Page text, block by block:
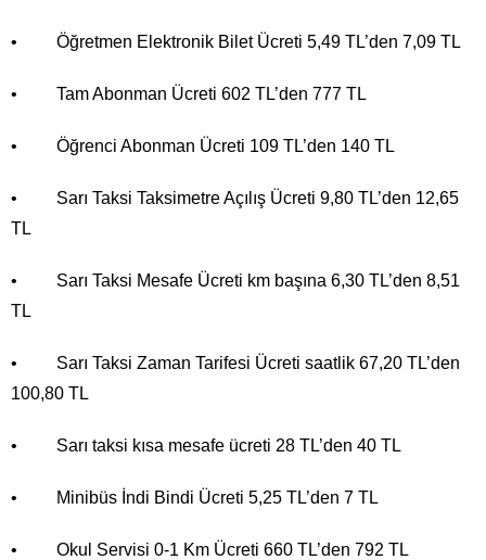
• Öğretmen Elektronik Bilet Ücreti 5,49 TL’den 7,09 TL
• Tam Abonman Ücreti 602 TL’den 777 TL
• Öğrenci Abonman Ücreti 109 TL’den 140 TL
• Sarı Taksi Taksimetre Açılış Ücreti 9,80 TL’den 12,65
TL
• Sarı Taksi Mesafe Ücreti km başına 6,30 TL’den 8,51
TL
• Sarı Taksi Zaman Tarifesi Ücreti saatlik 67,20 TL’den
100,80 TL
• Sarı taksi kısa mesafe ücreti 28 TL’den 40 TL
• Minibüs İndi Bindi Ücreti 5,25 TL’den 7 TL
• Okul Servisi 0-1 Km Ücreti 660 TL’den 792 TL